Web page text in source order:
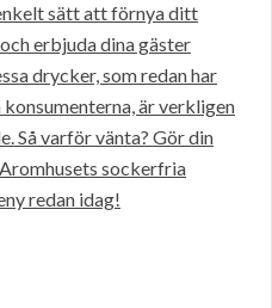
sätt att förnya ditt
erbjuda dina gäster
drycker, som redan har
är verkligen
Så varför vänta? Gör din
sockerfria
redan idag!